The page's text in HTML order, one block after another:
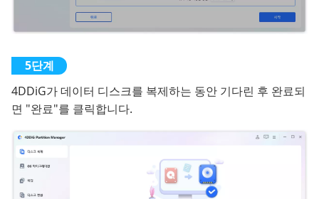
4DDiG가 데이터 디스크를 복제하는 동안 기다린 후 완료되
면 "완료"를 클릭합니다.